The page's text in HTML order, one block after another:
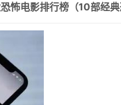
怖电影排行榜（10部经典